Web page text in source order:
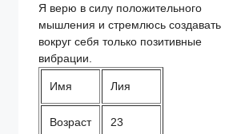
Я верю в силу положительного
мышления и стремлюсь создавать
вокруг себя только позитивные
вибрации.
Имя Лия
Возраст 23